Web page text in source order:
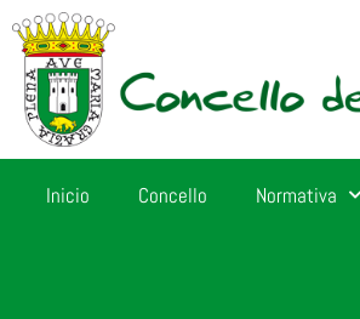
Inicio Concello Normativa